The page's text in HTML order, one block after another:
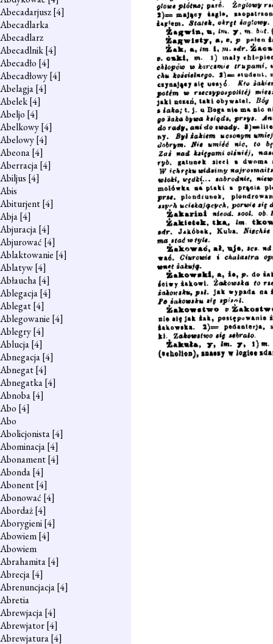
Abecadarjusz[4]
Abecadlarka
Abecadlarz
Abecadlnik[4]
Abecadło [4]
Abecadłowy[4]
Abelagja[4]
Abelek[4]
Abeljo [4]
Abelkowy[4]
Abelowy[4]
Abeona[4]
Aberracja[4]
Abiljus [4]
Abis
Abiturjent[4]
Abja[4]
Abjuracja[4]
Abjurować [4]
Ablaktowanie [4]
Ablatyw[4]
Abłaucha[4]
Ablegacja[4]
Ablegat[4]
Ablegowanie [4]
Ablegry[4]
Ablucja[4]
Abnegacja[4]
Abnegat[4]
Abnegatka[4]
Abnoba[4]
Abo [4]
Abo
Abolicjonista[4]
Abominacja[4]
Abonament[4]
Abonda[4]
Abonent[4]
Abonować [4]
Abordaż[4]
Aborygieni[4]
Abowiem[4]
Abowiem
Abrahamita[4]
Abrecja[4]
Abrenuncjacja[4]
Abretia
Abrewjacja[4]
Abrewjator[4]
Abrewjatura[4]